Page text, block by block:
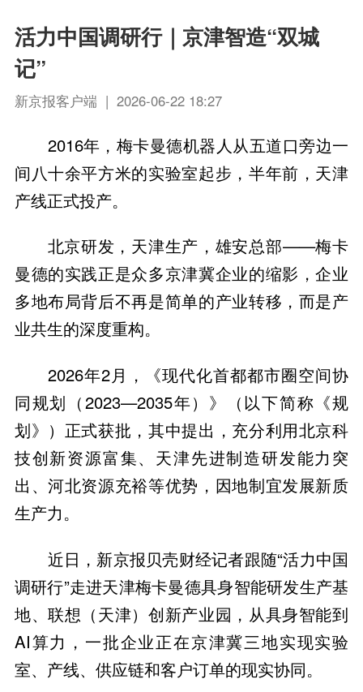
活力中国调研行｜京津智造“双城
记”
新京报客户端 | 2026-06-22 18:27
2016年，梅卡曼德机器人从五道口旁边一
间八十余平方米的实验室起步，半年前，天津
产线正式投产。
北京研发，天津生产，雄安总部——梅卡
曼德的实践正是众多京津冀企业的缩影，企业
多地布局背后不再是简单的产业转移，而是产
业共生的深度重构。
2026年2月，《现代化首都都市圈空间协
同规划（2023—2035年）》（以下简称《规
划》）正式获批，其中提出，充分利用北京科
技创新资源富集、天津先进制造研发能力突
出、河北资源充裕等优势，因地制宜发展新质
生产力。
近日，新京报贝壳财经记者跟随“活力中国
调研行”走进天津梅卡曼德具身智能研发生产基
地、联想（天津）创新产业园，从具身智能到
AI算力，一批企业正在京津冀三地实现实验
室、产线、供应链和客户订单的现实协同。